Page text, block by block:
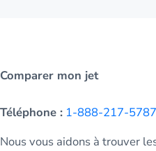
Comparer mon jet
Téléphone : 1-888-217-5787
Nous vous aidons à trouver